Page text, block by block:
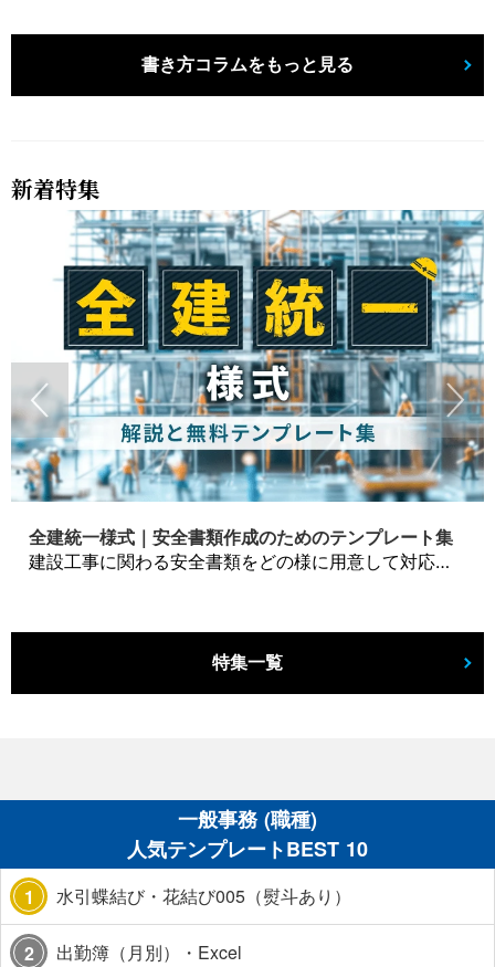
書き方コラムをもっと見る
新着特集
全建統一様式｜安全書類作成のためのテンプレート集
建設工事に関わる安全書類をどの様に用意して対応するか？関連書式テンプレートから書き方の注意点などの役立つコラムをbizoceanがお届けします。
特集一覧
一般事務 (職種)
人気テンプレートBEST 10
1 水引蝶結び・花結び005（熨斗あり）
2 出勤簿（月別）・Excel